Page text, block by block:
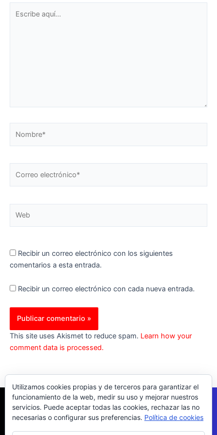
aquí...
electrónico*
Recibir un correo electrónico con los siguientes
comentarios a esta entrada.
Recibir un correo electrónico con cada nueva entrada.
This site uses Akismet to reduce spam. Learn how your
comment data is processed.
Utilizamos cookies propias y de terceros para garantizar el
funcionamiento de la web, medir su uso y mejorar nuestros
servicios. Puede aceptar todas las cookies, rechazar las no
necesarias o configurar sus preferencias. Política de cookies